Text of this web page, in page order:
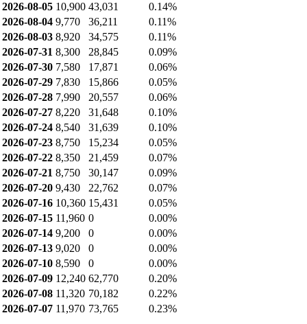
2026-08-05 10,900 43,031
0.14%
2026-08-04 9,770 36,211
0.11%
2026-08-03 8,920 34,575
0.11%
2026-07-31 8,300 28,845
0.09%
2026-07-30 7,580 17,871
0.06%
2026-07-29 7,830 15,866
0.05%
2026-07-28 7,990 20,557
0.06%
2026-07-27 8,220 31,648
0.10%
2026-07-24 8,540 31,639
0.10%
2026-07-23 8,750 15,234
0.05%
2026-07-22 8,350 21,459
0.07%
2026-07-21 8,750 30,147
0.09%
2026-07-20 9,430 22,762
0.07%
2026-07-16 10,360 15,431
0.05%
2026-07-15 11,960 0
0.00%
2026-07-14 9,200 0
0.00%
2026-07-13 9,020 0
0.00%
2026-07-10 8,590 0
0.00%
2026-07-09 12,240 62,770
0.20%
2026-07-08 11,320 70,182
0.22%
2026-07-07 11,970 73,765 0.23%